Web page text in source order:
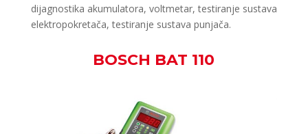
dijagnostika akumulatora, voltmetar, testiranje sustava
elektropokretača, testiranje sustava punjača.
BOSCH BAT 110